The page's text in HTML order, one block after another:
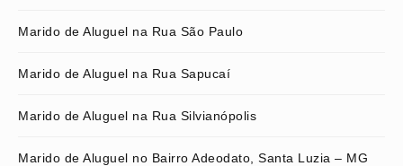
Marido de Aluguel na Rua São Paulo
Marido de Aluguel na Rua Sapucaí
Marido de Aluguel na Rua Silvianópolis
Marido de Aluguel no Bairro Adeodato, Santa Luzia – MG